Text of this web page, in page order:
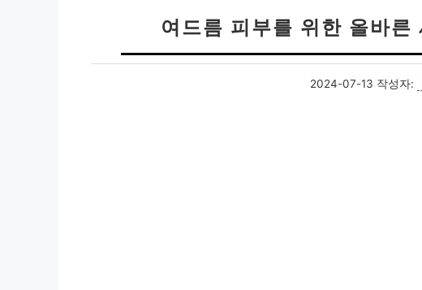
여드름 피부를 위한 올바른
2024-07-13 작성자: